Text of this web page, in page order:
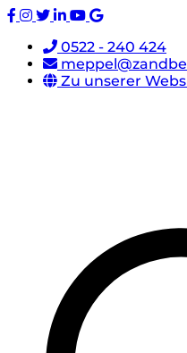
0522 - 240 424
Zu unserer